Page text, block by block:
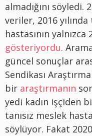
almadığını söyledi.
veriler, 2016
hastasının
gösteriyordu.
güncel sonuçlar
Sendikası
bir araştırmanın
yedi kadın işçiden
tanısız meslek
söylüyor. Fakat 2020